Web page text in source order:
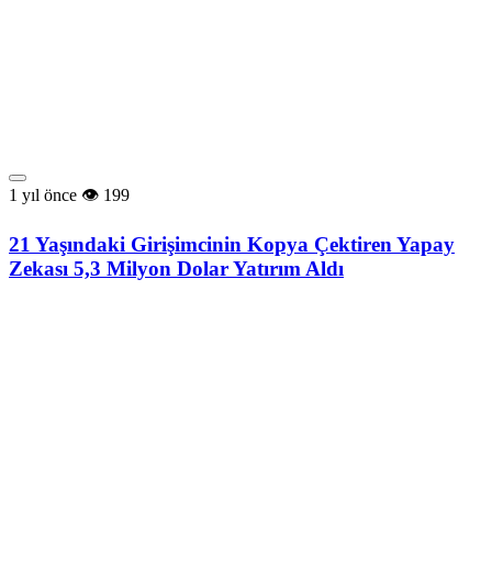
1 yıl önce 199
21 Yaşındaki Girişimcinin Kopya Çektiren Yapay
Zekası 5,3 Milyon Dolar Yatırım Aldı